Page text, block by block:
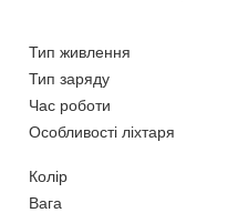
Тип живлення
Тип заряду
Час роботи
Особливості ліхтаря
Колір
Вага